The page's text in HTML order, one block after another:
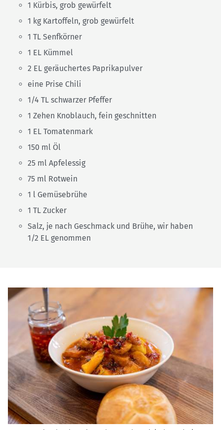
1 Kürbis, grob gewürfelt
1 kg Kartoffeln, grob gewürfelt
1 TL Senfkörner
1 EL Kümmel
2 EL geräuchertes Paprikapulver
eine Prise Chili
1/4 TL schwarzer Pfeffer
1 Zehen Knoblauch, fein geschnitten
1 EL Tomatenmark
150 ml Öl
25 ml Apfelessig
75 ml Rotwein
1 l Gemüsebrühe
1 TL Zucker
Salz, je nach Geschmack und Brühe, wir haben
1/2 EL genommen